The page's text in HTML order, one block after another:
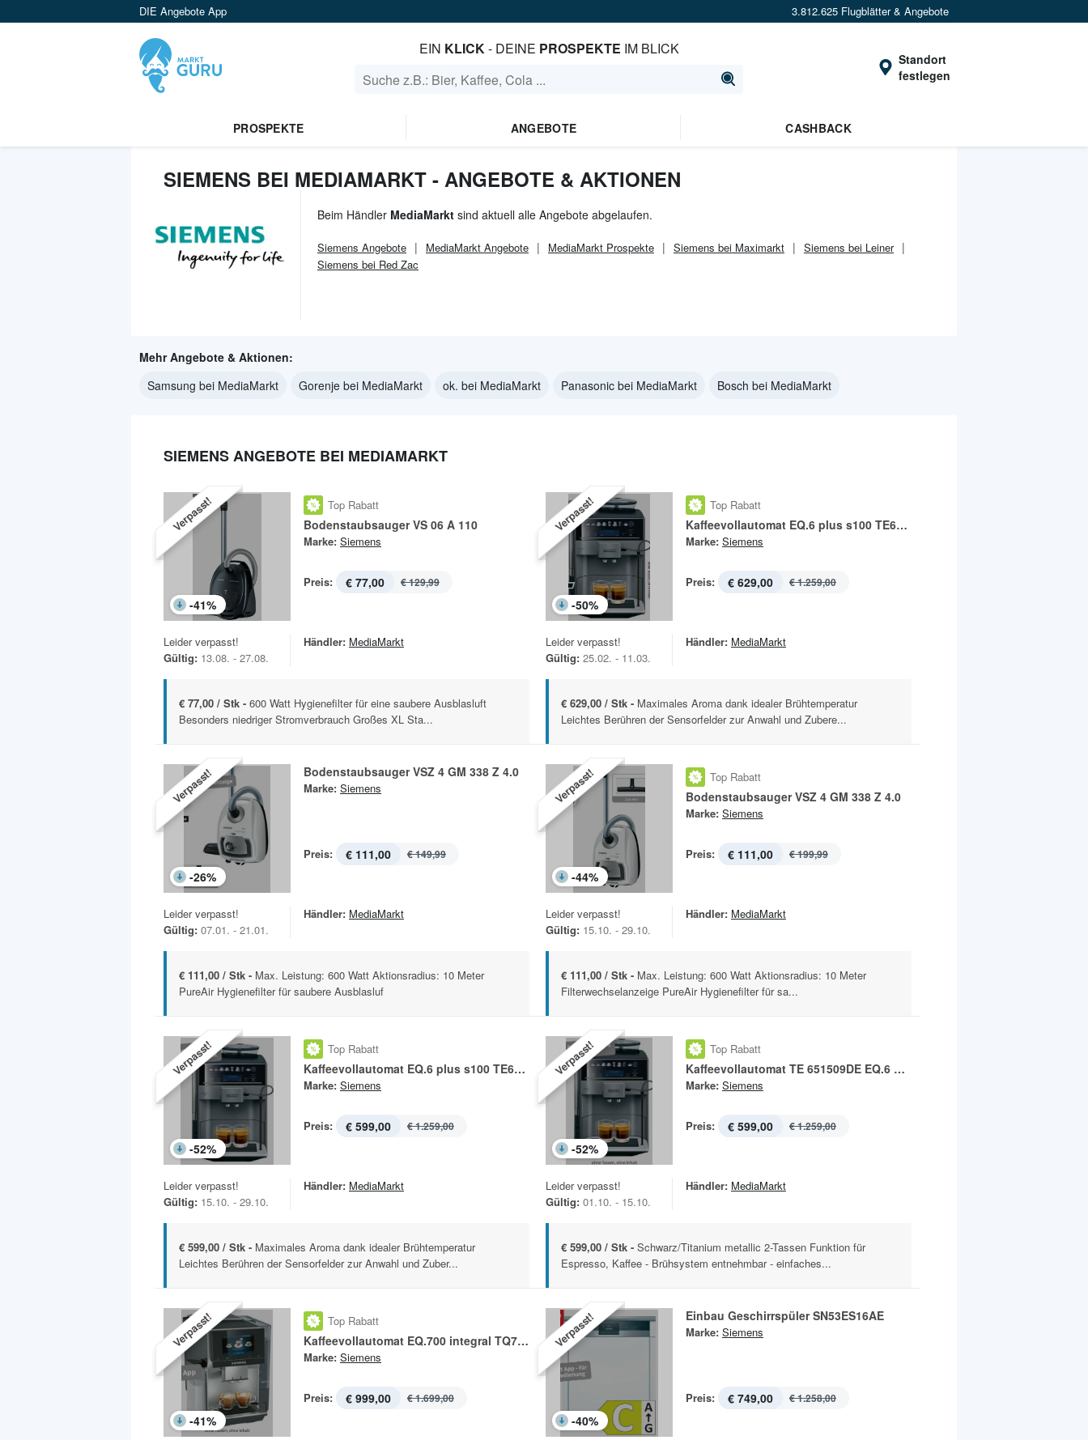
DIE Angebote App 3.812.625 Flugblätter & Angebote
EIN KLICK- DEINE PROSPEKTE IM BLICK
Standort
festlegen
PROSPEKTE ANGEBOTE CASHBACK
SIEMENS BEI MEDIAMARKT - ANGEBOTE & AKTIONEN
Beim Händler MediaMarkt sind aktuell alle Angebote abgelaufen.
Siemens Angebote MediaMarkt Angebote MediaMarkt Prospekte Siemens bei Maximarkt
Siemens bei Leiner
Siemens bei Red Zac
Mehr Angebote & Aktionen:
Samsung bei MediaMarkt
Gorenje bei MediaMarkt ok. bei MediaMarkt Panasonic bei MediaMarkt Bosch bei MediaMarkt
SIEMENS ANGEBOTE BEI MEDIAMARKT
Verpasst!
-41%
Top Rabatt
Bodenstaubsauger VS 06 A 110
Marke: Siemens
Preis: € 77,00 € 129,99
Leider verpasst!
Gültig: 13.08. - 27.08.
Händler: MediaMarkt
€ 77,00 / Stk - 600 Watt Hygienefilter für eine saubere Ausblasluft
Besonders niedriger Stromverbrauch Großes XL Sta...
Verpasst!
-50%
Top Rabatt
Kaffeevollautomat EQ.6 plus s100 TE651509DE
Marke: Siemens
Preis: € 629,00 € 1.259,00
Leider verpasst!
Gültig: 25.02. - 11.03.
Händler: MediaMarkt
€ 629,00 / Stk - Maximales Aroma dank idealer Brühtemperatur
Leichtes Berühren der Sensorfelder zur Anwahl und Zubere...
Verpasst!
-26%
Bodenstaubsauger VSZ 4 GM 338 Z 4.0
Marke: Siemens
Preis: € 111,00 € 149,99
Leider verpasst!
Gültig: 07.01. - 21.01.
Händler: MediaMarkt
€ 111,00 / Stk - Max. Leistung: 600 Watt Aktionsradius: 10 Meter
PureAir Hygienefilter für saubere Ausblasluf
Verpasst!
-44%
Top Rabatt
Bodenstaubsauger VSZ 4 GM 338 Z 4.0
Marke: Siemens
Preis: € 111,00 € 199,99
Leider verpasst!
Gültig: 15.10. - 29.10.
Händler: MediaMarkt
€ 111,00 / Stk - Max. Leistung: 600 Watt Aktionsradius: 10 Meter
Filterwechselanzeige PureAir Hygienefilter für sa...
Verpasst!
-52%
Top Rabatt
Kaffeevollautomat EQ.6 plus s100 TE651509DE
Marke: Siemens
Preis: € 599,00 € 1.259,00
Leider verpasst!
Gültig: 15.10. - 29.10.
Händler: MediaMarkt
€ 599,00 / Stk - Maximales Aroma dank idealer Brühtemperatur
Leichtes Berühren der Sensorfelder zur Anwahl und Zuber...
Verpasst!
-52%
Top Rabatt
Kaffeevollautomat TE 651509DE EQ.6 Plus S 100
Marke: Siemens
Preis: € 599,00 € 1.259,00
Leider verpasst!
Gültig: 01.10. - 15.10.
Händler: MediaMarkt
€ 599,00 / Stk - Schwarz/Titanium metallic 2-Tassen Funktion für
Espresso, Kaffee - Brühsystem entnehmbar - einfaches...
Verpasst!
-41%
Top Rabatt
Kaffeevollautomat EQ.700 integral TQ703D07
Marke: Siemens
Preis: € 999,00 € 1.699,00
Verpasst!
-40%
Einbau Geschirrspüler SN53ES16AE
Marke: Siemens
Preis: € 749,00 € 1.258,00